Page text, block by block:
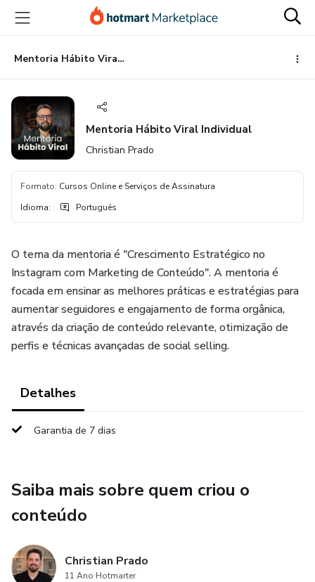
para
conteúdo
principal
para
pagamento
para
rodapé
Mentoria Hábito Viral Individual
Mentoria Hábito Viral Individual
Christian Prado
Formato: Cursos Online e Serviços de Assinatura
Idioma: Português
O tema da mentoria é "Crescimento Estratégico no
Instagram com Marketing de Conteúdo". A mentoria é
focada em ensinar as melhores práticas e estratégias para
aumentar seguidores e engajamento de forma orgânica,
através da criação de conteúdo relevante, otimização de
perfis e técnicas avançadas de social selling.
Detalhes
Garantia de 7 dias
Saiba mais sobre quem criou o
conteúdo
Christian Prado
11 Ano Hotmarter